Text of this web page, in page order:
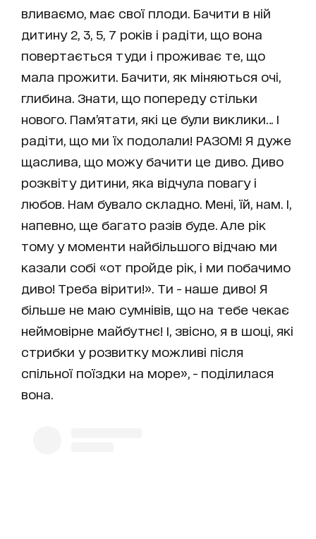
вливаємо, має свої плоди. Бачити в ній
дитину 2, 3, 5, 7 років і радіти, що вона
повертається туди і проживає те, що
мала прожити. Бачити, як міняються очі,
глибина. Знати, що попереду стільки
нового. Пам’ятати, які це були виклики… І
радіти, що ми їх подолали! РАЗОМ! Я дуже
щаслива, що можу бачити це диво. Диво
розквіту дитини, яка відчула повагу і
любов. Нам бувало складно. Мені, їй, нам. І,
напевно, ще багато разів буде. Але рік
тому у моменти найбільшого відчаю ми
казали собі «от пройде рік, і ми побачимо
диво! Треба вірити!». Ти - наше диво! Я
більше не маю сумнівів, що на тебе чекає
неймовірне майбутнє! І, звісно, я в шоці, які
стрибки у розвитку можливі після
спільної поїздки на море», - поділилася
вона.